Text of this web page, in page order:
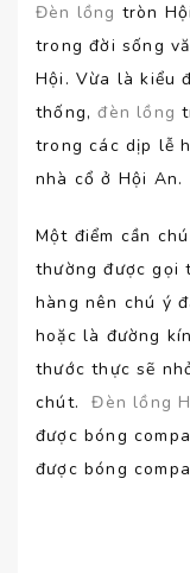
Đèn lồng tròn
trong đời sống
Hội. Vừa là kiểu
thống,đèn lồng
trong các dịp lễ
nhà cổ ở Hội An.
Một điểm cần
thường được gọi
hàng nên chú ý
hoặc là đường
thước thực sẽ
chút.Đèn lồng
được bóng
được bóng